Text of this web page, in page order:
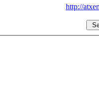
http://